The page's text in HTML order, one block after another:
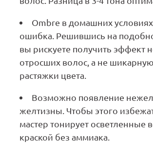
Ombre в домашних
ошибка. Решившись на
вы рискуете получить эффект
отросших волос, а не
растяжки цвета.
Возможно появление
желтизны. Чтобы этого
мастер тонирует осветленные
краской без аммиака.